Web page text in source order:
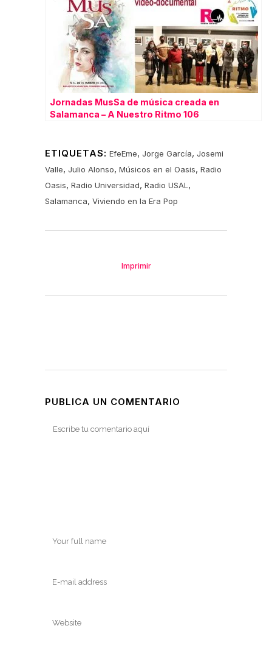
Jornadas MusSa de música creada en
Salamanca – A Nuestro Ritmo 106
ETIQUETAS: EfeEme, Jorge García, Josemi
Valle, Julio Alonso, Músicos en el Oasis, Radio
Oasis, Radio Universidad, Radio USAL ,
Salamanca, Viviendo en la Era Pop
Imprimir
PUBLICA UN COMENTARIO